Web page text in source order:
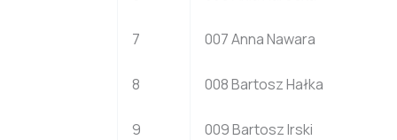
7
8
9
007 Anna Nawara
008 Bartosz Hałka
009 Bartosz Irski